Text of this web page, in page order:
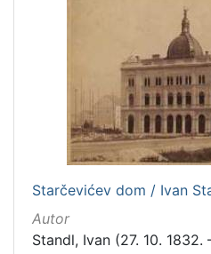
Starčevićev dom / Ivan
Autor
Standl, Ivan (27. 10. 1832.